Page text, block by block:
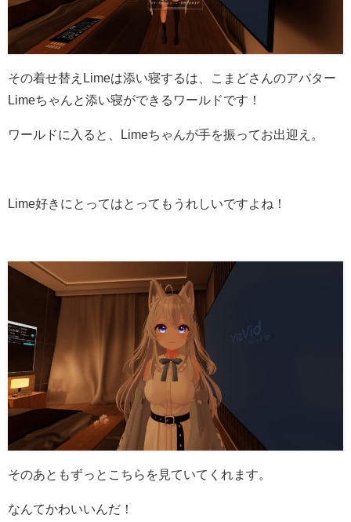
その着せ替えLimeは添い寝するは、こまどさんのアバター
Limeちゃんと添い寝ができるワールドです！
ワールドに入ると、Limeちゃんが手を振ってお出迎え。
Lime好きにとってはとってもうれしいですよね！
そのあともずっとこちらを見ていてくれます。
なんてかわいいんだ！